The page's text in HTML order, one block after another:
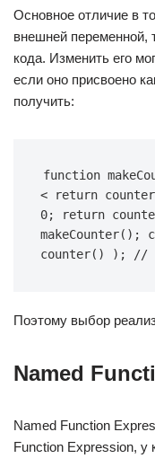
Основное отличие в
внешней переменной,
кода. Изменить его
если оно присвоено
получить:
function
< return
0; return
counter() ); //
Поэтому выбор
Named
Named Function
Function Expression, у